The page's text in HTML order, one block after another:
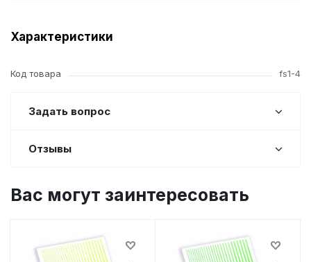
Характеристики
Код товара fs1-4
Задать вопрос
Отзывы
Вас могут заинтересовать